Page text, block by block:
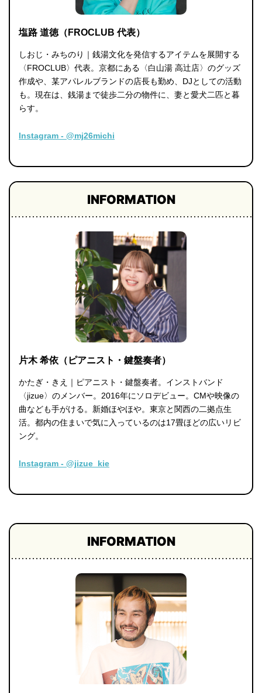
塩路 道徳（FROCLUB 代表）
しおじ・みちのり｜銭湯文化を発信するアイテムを展開する
〈FROCLUB〉代表。京都にある〈白山湯 高辻店〉のグッズ
作成や、某アパレルブランドの店長も勤め、DJとしての活動
も。現在は、銭湯まで徒歩二分の物件に、妻と愛犬二匹と暮
らす。
Instagram - @mj26michi
INFORMATION
片木 希依（ピアニスト・鍵盤奏者）
かたぎ・きえ｜ピアニスト・鍵盤奏者。インストバンド
〈jizue〉のメンバー。2016年にソロデビュー。CMや映像の
曲なども手がける。新婚ほやほや。東京と関西の二拠点生
活。都内の住まいで気に入っているのは17畳ほどの広いリビ
ング。
Instagram - @jizue_kie
INFORMATION